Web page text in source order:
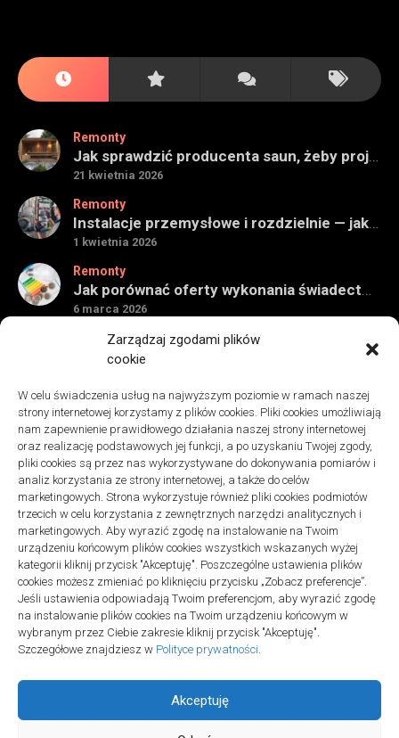
Zarządzaj zgodami plików
cookie
W celu świadczenia usług na najwyższym poziomie w ramach naszej
strony internetowej korzystamy z plików cookies. Pliki cookies umożliwiają
nam zapewnienie prawidłowego działania naszej strony internetowej
oraz realizację podstawowych jej funkcji, a po uzyskaniu Twojej zgody,
pliki cookies są przez nas wykorzystywane do dokonywania pomiarów i
analiz korzystania ze strony internetowej, a także do celów
marketingowych. Strona wykorzystuje również pliki cookies podmiotów
trzecich w celu korzystania z zewnętrznych narzędzi analitycznych i
marketingowych. Aby wyrazić zgodę na instalowanie na Twoim
urządzeniu końcowym plików cookies wszystkich wskazanych wyżej
kategorii kliknij przycisk "Akceptuję". Poszczególne ustawienia plików
cookies możesz zmieniać po kliknięciu przycisku „Zobacz preferencje”.
Jeśli ustawienia odpowiadają Twoim preferencjom, aby wyrazić zgodę
na instalowanie plików cookies na Twoim urządzeniu końcowym w
wybranym przez Ciebie zakresie kliknij przycisk "Akceptuję".
Szczegółowe znajdziesz w Polityce prywatności.
Akceptuję
Remonty
Jak sprawdzić producenta saun, żeby projekt miał sens na lata
21 kwietnia 2026
Remonty
Instalacje przemysłowe i rozdzielnie — jak ocenić wykonawcę do obiektu technicznego
1 kwietnia 2026
Remonty
Jak porównać oferty wykonania świadectwa energetycznego bez wpadek
6 marca 2026
Remonty
Znaczenie detali montażowych w codziennej pracy technicznej
Remonty
Podłogi winylowe – jakie mają zalety w porównaniu z drewnianymi
2 listopada 2025
Polityka plików cookies (EU)|Polityka prywatności